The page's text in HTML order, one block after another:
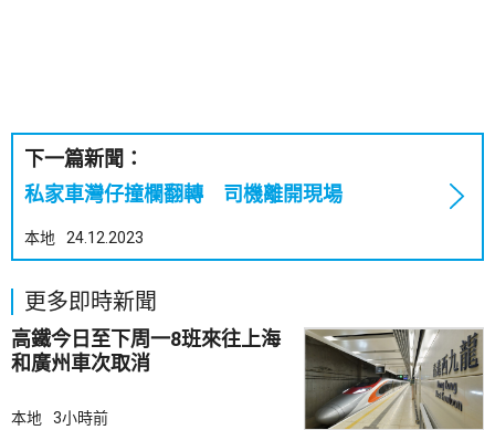
下一篇新聞：
私家車灣仔撞欄翻轉 司機離開現場
本地 24.12.2023
更多即時新聞
高鐵今日至下周一8班來往上海
和廣州車次取消
本地 3小時前